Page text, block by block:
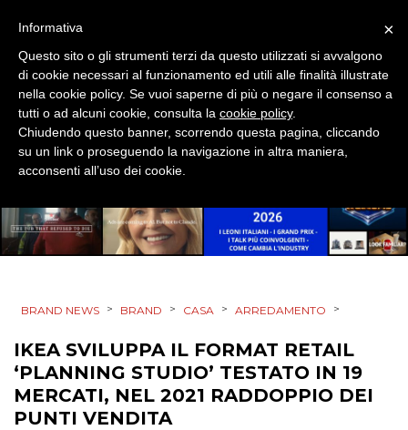
PROMOZIONI
PRODOTTI
PUNTI VENDITA
CSR
CINEMA
BRAND NEWS > BRAND > CASA > ARREDAMENTO >
IKEA SVILUPPA IL FORMAT RETAIL
‘PLANNING STUDIO’ TESTATO IN 19
MERCATI, NEL 2021 RADDOPPIO DEI
PUNTI VENDITA
×
Informativa
Questo sito o gli strumenti terzi da questo utilizzati si avvalgono
di cookie necessari al funzionamento ed utili alle finalità illustrate
nella cookie policy. Se vuoi saperne di più o negare il consenso a
tutti o ad alcuni cookie, consulta la cookie policy.
Chiudendo questo banner, scorrendo questa pagina, cliccando
su un link o proseguendo la navigazione in altra maniera,
acconsenti all’uso dei cookie.